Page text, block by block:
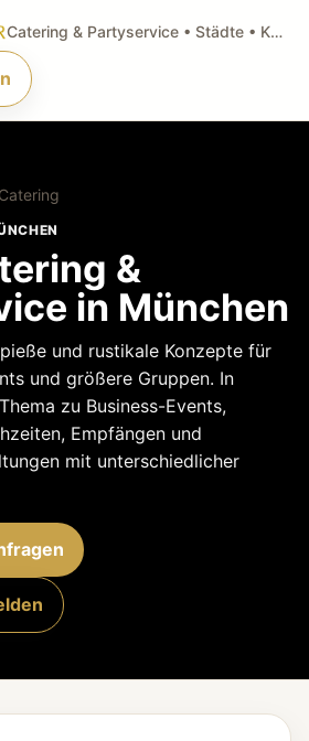
Catering & Partyservice • Städte • Küchenarten • Anfragen
&
in München
und rustikale Konzepte für
und größere Gruppen. In
zu Business-Events,
Empfängen und
mit unterschiedlicher